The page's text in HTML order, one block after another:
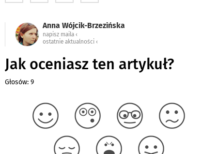
Anna Wójcik-Brzezińska
napisz maila ‹
ostatnie aktualności ‹
Jak oceniasz ten artykuł?
Głosów: 9